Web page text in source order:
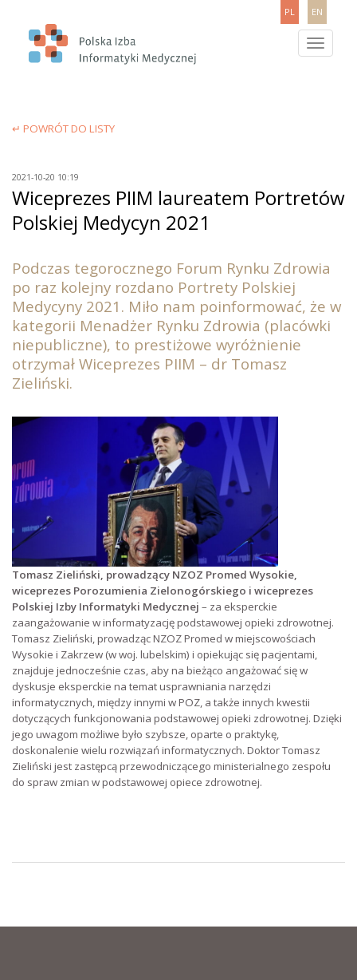
PL EN
Toggle
↵ POWRÓT DO LISTY
2021-10-20 10:19
Wiceprezes PIIM laureatem Portretów
Polskiej Medycyn 2021
Podczas tegorocznego Forum Rynku Zdrowia
po raz kolejny rozdano Portrety Polskiej
Medycyny 2021. Miło nam poinformować, że w
kategorii Menadżer Rynku Zdrowia (placówki
niepubliczne), to prestiżowe wyróżnienie
otrzymał Wiceprezes PIIM – dr Tomasz
Zieliński.
Tomasz Zieliński, prowadzący NZOZ Promed Wysokie,
wiceprezes Porozumienia Zielonogórskiego i wiceprezes
Polskiej Izby Informatyki Medycznej – za eksperckie
zaangażowanie w informatyzację podstawowej opieki zdrowotnej.
Tomasz Zieliński, prowadząc NZOZ Promed w miejscowościach
Wysokie i Zakrzew (w woj. lubelskim) i opiekując się pacjentami,
znajduje jednocześnie czas, aby na bieżąco angażować się w
dyskusje eksperckie na temat usprawniania narzędzi
informatycznych, między innymi w POZ, a także innych kwestii
dotyczących funkcjonowania podstawowej opieki zdrowotnej. Dzięki
jego uwagom możliwe było szybsze, oparte o praktykę,
doskonalenie wielu rozwiązań informatycznych. Doktor Tomasz
Zieliński jest zastępcą przewodniczącego ministerialnego zespołu
do spraw zmian w podstawowej opiece zdrowotnej.